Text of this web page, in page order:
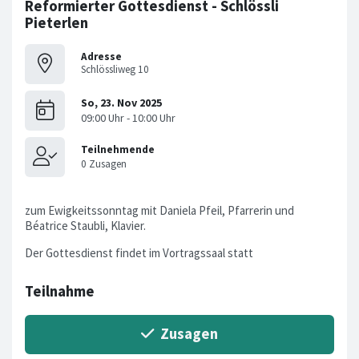
Reformierter Gottesdienst - Schlössli
Pieterlen
Adresse
Schlössliweg 10
zum Ewigkeitssonntag mit Daniela Pfeil, Pfarrerin und
Béatrice Staubli, Klavier.
Der Gottesdienst findet im Vortragssaal statt